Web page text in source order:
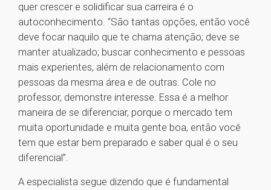
quer crescer e solidificar sua carreira é o
autoconhecimento. “São tantas opções, então você
deve focar naquilo que te chama atenção; deve se
manter atualizado; buscar conhecimento e pessoas
mais experientes, além de relacionamento com
pessoas da mesma área e de outras. Cole no
professor, demonstre interesse. Essa é a melhor
maneira de se diferenciar, porque o mercado tem
muita oportunidade e muita gente boa, então você
tem que estar bem preparado e saber qual é o seu
diferencial”.
A especialista segue dizendo que é fundamental